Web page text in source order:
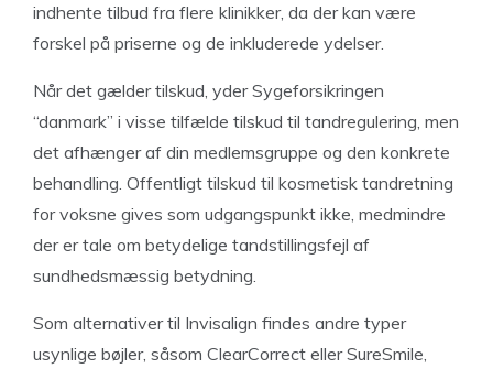
indhente tilbud fra flere klinikker, da der kan være
forskel på priserne og de inkluderede ydelser.
Når det gælder tilskud, yder Sygeforsikringen
“danmark” i visse tilfælde tilskud til tandregulering, men
det afhænger af din medlemsgruppe og den konkrete
behandling. Offentligt tilskud til kosmetisk tandretning
for voksne gives som udgangspunkt ikke, medmindre
der er tale om betydelige tandstillingsfejl af
sundhedsmæssig betydning.
Som alternativer til Invisalign findes andre typer
usynlige bøjler, såsom ClearCorrect eller SureSmile,